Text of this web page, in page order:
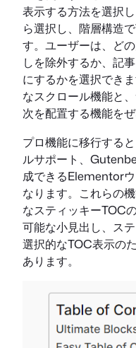
表示する方法を選択
ら選択し、階層構造
す。ユーザーは、ど
しを除外するか、記
にするかを選択でき
なスクロール機能と
次を配置する機能を
プロ機能に移行する
ルサポート、
成できるElementor
なります。これらの
なスティッキーTOC
可能な小見出し、ス
選択的なTOC表示の
あります。